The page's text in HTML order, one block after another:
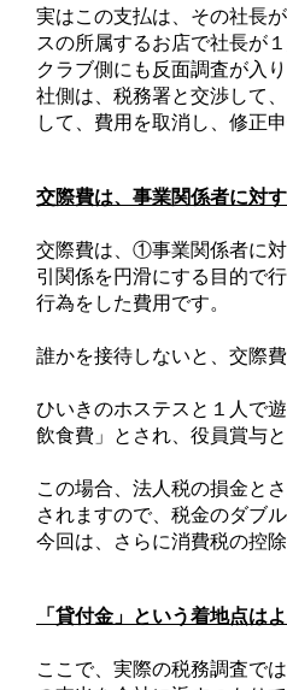
実はこの支払は、その社長
スの所属するお店で社長が
クラブ側にも反面調査が入
社側は、税務署と交渉して
して、費用を取消し、修正
交際費は、事業関係者に対
交際費は、①事業関係者に
引関係を円滑にする目的で
行為をした費用です。
誰かを接待しないと、交際
ひいきのホステスと１人で
飲食費」とされ、役員賞与と
この場合、法人税の損金と
されますので、税金のダブル
今回は、さらに消費税の控
「貸付金」という着地点は
ここで、実際の税務調査で